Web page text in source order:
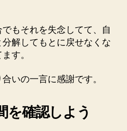
もそれを失念してて、自
解してもとに戻せなくな
す。
いの一言に感謝です。
を確認しよう